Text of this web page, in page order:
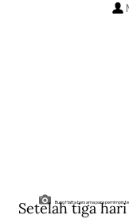
Bung Hatta bersama para pemimpin
Setelah tiga